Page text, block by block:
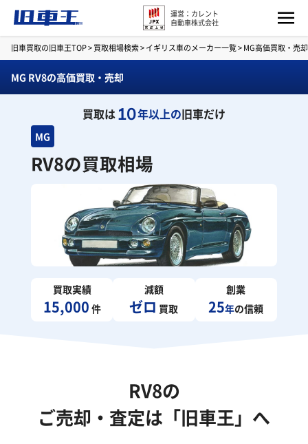
運営：カレント
自動車株式会社
旧車買取の旧車王TOP>買取相場検索>イギリス車のメーカー一覧>MG高価買取・売
MG RV8の高価買取・売却
買取は10年以上の旧車だけ
MG
RV8の買取相場
買取実績
15,000 件
減額
ゼロ 買取
創業
25年の信頼
RV8の
ご売却・査定は「旧車王」へ